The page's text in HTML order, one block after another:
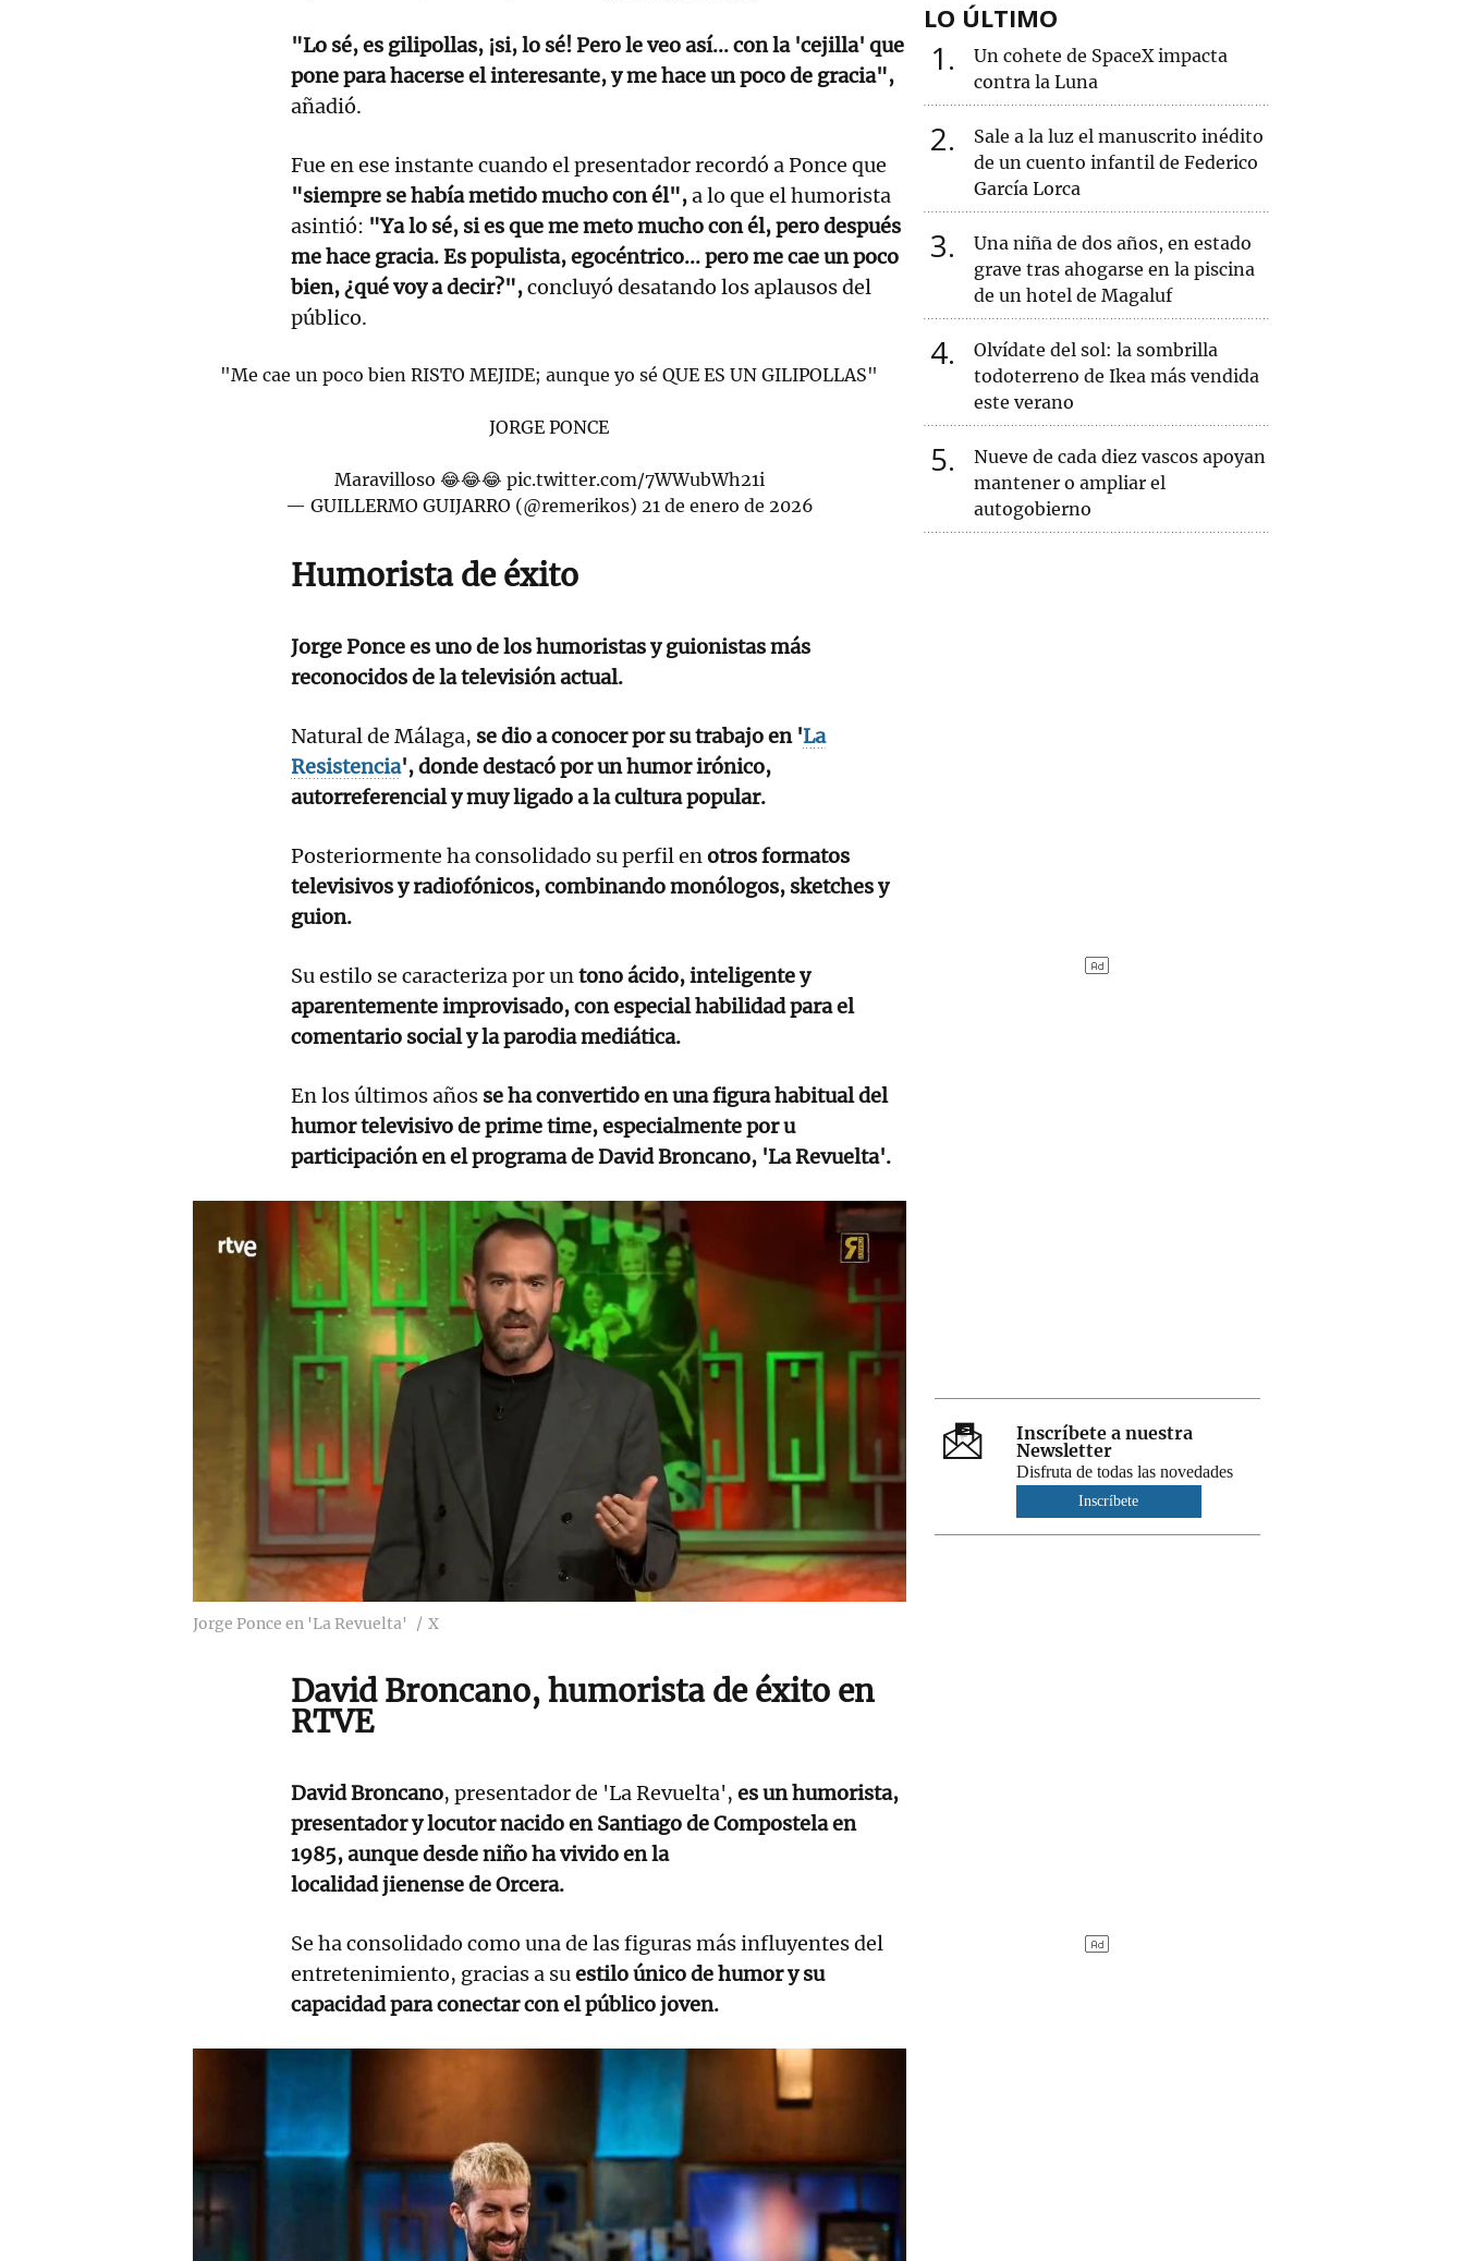
"Lo sé, es gilipollas, ¡si, lo sé! Pero le veo así... con la 'cejilla' que
pone para hacerse el interesante, y me hace un poco de gracia",
añadió.
Fue en ese instante cuando el presentador recordó a Ponce que
"siempre se había metido mucho con él",a lo que el humorista
asintió: "Ya lo sé, si es que me meto mucho con él, pero después
me hace gracia. Es populista, egocéntrico... pero me cae un poco
bien, ¿qué voy a decir?",concluyó desatando los aplausos del
público.
"Me cae un poco bien RISTO MEJIDE; aunque yo sé QUE ES UN GILIPOLLAS"
JORGE PONCE
Maravilloso 😂😂😂 pic.twitter.com/7WWubWh21i
— GUILLERMO GUIJARRO (@remerikos) 21 de enero de 2026
Humorista de éxito
Jorge Ponce es uno de los humoristas y guionistas más
reconocidos de la televisión actual.
Natural de Málaga, se dio a conocer por su trabajo en 'La
Resistencia', donde destacó por un humor irónico,
autorreferencial y muy ligado a la cultura popular.
Posteriormente ha consolidado su perfil enotros formatos
televisivos y radiofónicos, combinando monólogos, sketches y
guion.
Su estilo se caracteriza por untono ácido, inteligente y
aparentemente improvisado, con especial habilidad para el
comentario social y la parodia mediática.
En los últimos años se ha convertido en una figura habitual del
humor televisivo de prime time, especialmente por u
participación en el programa de David Broncano, 'La Revuelta'.
Jorge Ponce en 'La Revuelta' X
David Broncano, humorista de éxito en
RTVE
David Broncano, presentador de 'La Revuelta', es un humorista,
presentador y locutor nacido en Santiago de Compostela en
1985, aunque desde niño ha vivido en la
localidad jienense de Orcera.
Se ha consolidado como una de las figuras más influyentes del
entretenimiento, gracias a suestilo único de humor y su
capacidad para conectar con el público joven.
LO ÚLTIMO
1
Un cohete de SpaceX impacta
contra la Luna
2
Sale a la luz el manuscrito inédito
de un cuento infantil de Federico
García Lorca
3
Una niña de dos años, en estado
grave tras ahogarse en la piscina
de un hotel de Magaluf
4
Olvídate del sol: la sombrilla
todoterreno de Ikea más vendida
este verano
5
Nueve de cada diez vascos apoyan
mantener o ampliar el
autogobierno
Inscríbete a nuestra
Newsletter
Disfruta de todas las novedades
Inscríbete